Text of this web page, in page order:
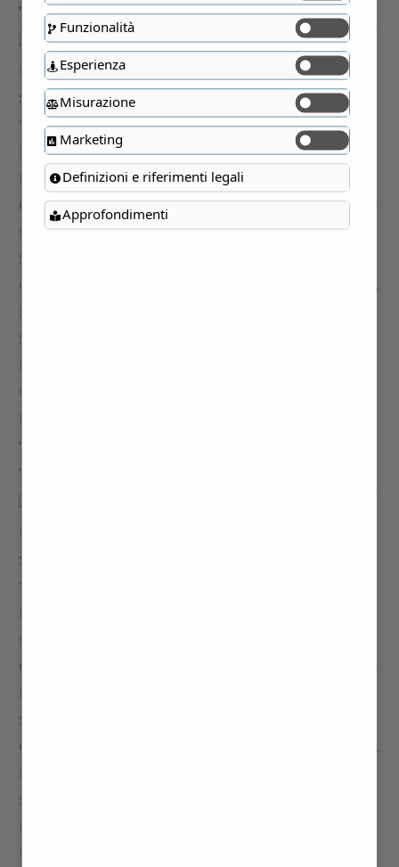
Funzionalità
Esperienza
Misurazione
Marketing
Definizioni e riferimenti legali
Approfondimenti